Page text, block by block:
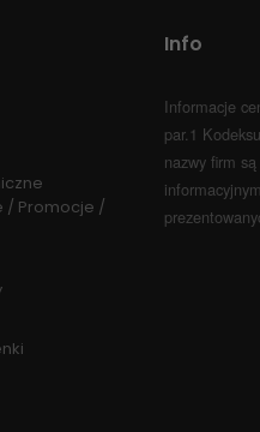
/ Promocje /
Info
Informacje
par.1
nazwy firm
informacyjnym.